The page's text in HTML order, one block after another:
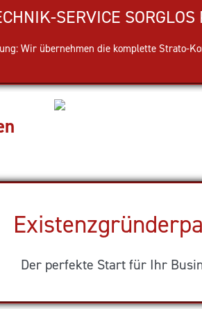
SERVICE
Wir übernehmen die komplette Strato-
Der perfekte Start für Ihr